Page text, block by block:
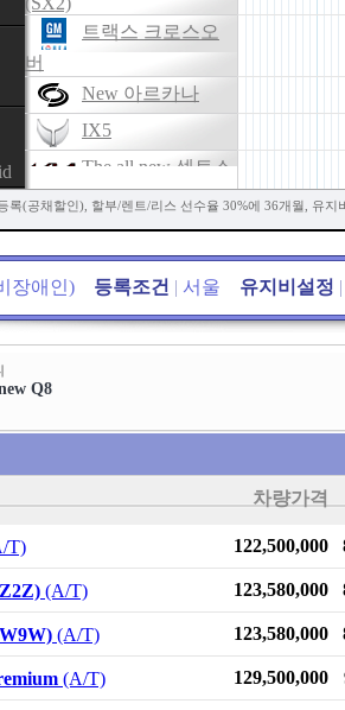
트랙스 크로스오
버
New 아르카나
IX5
The all new 셀토스
The new 투싼
(NX4)
더 뉴 토레스
뉴 토레스
TECH HEV
ATTO 3
HEV
더 뉴 트레일블레
이저
SE-A
The new 스포티지
(공채할인), 할부/렌트/리스 선수율 30%에 36개월, 유지
장애인) 등록조건 | 서울 유지비설정 |
Q8
차량가격
T) 122,500,000
(A/T) 123,580,000
(A/T) 123,580,000
(A/T) 129,500,000